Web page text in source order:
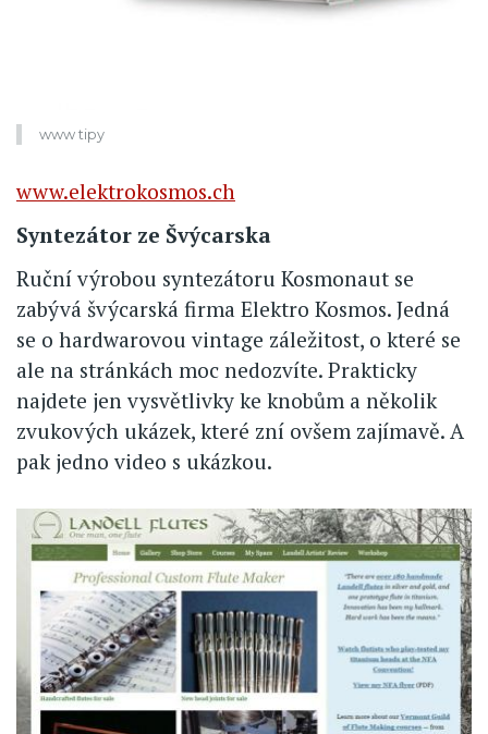
www tipy
www.elektrokosmos.ch
Syntezátor ze Švýcarska
Ruční výrobou syntezátoru Kosmonaut se
zabývá švýcarská firma Elektro Kosmos. Jedná
se o hardwarovou vintage záležitost, o které se
ale na stránkách moc nedozvíte. Prakticky
najdete jen vysvětlivky ke knobům a několik
zvukových ukázek, které zní ovšem zajímavě. A
pak jedno video s ukázkou.